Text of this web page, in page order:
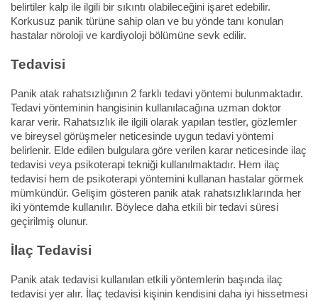
belirtiler kalp ile ilgili bir sıkıntı olabileceğini işaret edebilir.
Korkusuz panik türüne sahip olan ve bu yönde tanı konulan
hastalar nöroloji ve kardiyoloji bölümüne sevk edilir.
Tedavisi
Panik atak rahatsızlığının 2 farklı tedavi yöntemi bulunmaktadır.
Tedavi yönteminin hangisinin kullanılacağına uzman doktor
karar verir. Rahatsızlık ile ilgili olarak yapılan testler, gözlemler
ve bireysel görüşmeler neticesinde uygun tedavi yöntemi
belirlenir. Elde edilen bulgulara göre verilen karar neticesinde ilaç
tedavisi veya psikoterapi tekniği kullanılmaktadır. Hem ilaç
tedavisi hem de psikoterapi yöntemini kullanan hastalar görmek
mümkündür. Gelişim gösteren panik atak rahatsızlıklarında her
iki yöntemde kullanılır. Böylece daha etkili bir tedavi süresi
geçirilmiş olunur.
İlaç Tedavisi
Panik atak tedavisi kullanılan etkili yöntemlerin başında ilaç
tedavisi yer alır. İlaç tedavisi kişinin kendisini daha iyi hissetmesi